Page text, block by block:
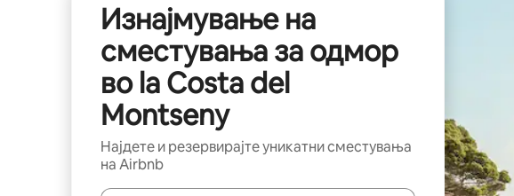
Изнајмување на
сместувања за одмор
во la Costa del
Montseny
Најдете и резервирајте уникатни сместувања
на Airbnb